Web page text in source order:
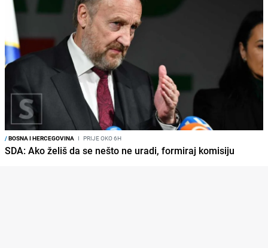
/BOSNA I HERCEGOVINA I PRIJE OKO 6H
SDA: Ako želiš da se nešto ne uradi, formiraj komisiju